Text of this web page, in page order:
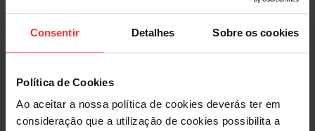
Consentir Detalhes Sobre os cookies
Política de Cookies
Ao aceitar a nossa política de cookies deverás ter em
consideração que a utilização de cookies possibilita a